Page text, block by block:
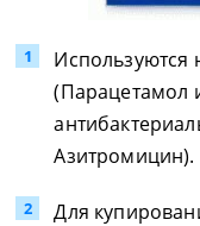
Используются
(Парацетамол
Азитромицин).
Для